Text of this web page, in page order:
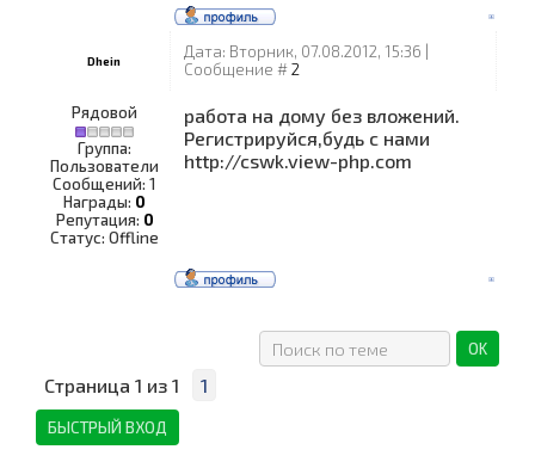
Dhein
Дата: Вторник, 07.08.2012, 15:36 |
Сообщение #2
Рядовой
Группа:
Пользователи
Сообщений: 1
Награды: 0
Репутация: 0
Статус: Offline
работа на дому без вложений.
Регистрируйся,будь с нами
http://cswk.view-php.com
Страница 1 из 1 1